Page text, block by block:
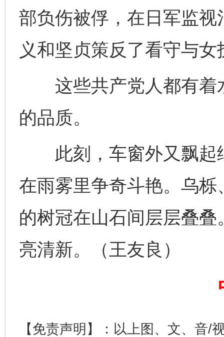
部负伤被俘，在日军监
义和坚贞策反了看守与女
这些共产党人都有着
的品质。
此刻，车窗外又飘起
在雨雾里争奇斗艳。乌
的树冠在山石间层层叠
亮清新。（王友良）
【免责声明】：以上图、文、音/
完善运行机制助力责任有效落实 一纸欠